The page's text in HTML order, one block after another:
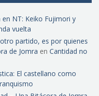
NT: Keiko Fujimori y
vuelta
partido, es por quienes
de Jomra en Cantidad no
El castellano como